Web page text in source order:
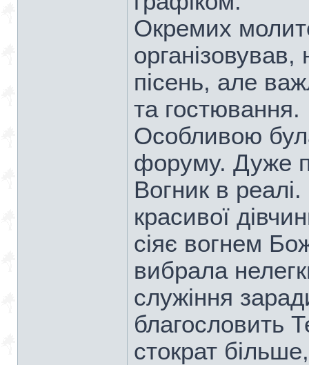
Окремих
пісень, але
та гостювання.
Особливою
форуму. Дуже
Вогник в
красивої
сіяє вогнем
вибрала
служіння
благословить
стократ